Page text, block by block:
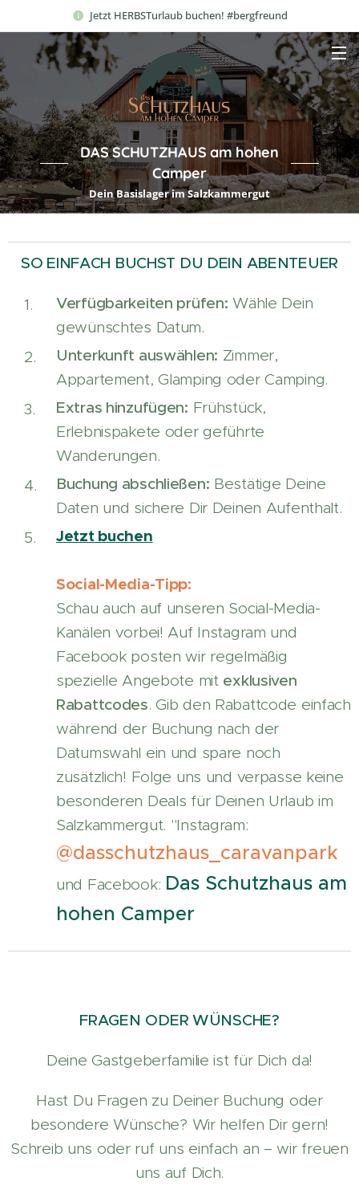
Jetzt HERBSTurlaub buchen! #bergfreund
DAS SCHUTZHAUS am hohen
Camper
Dein Basislager im Salzkammergut
SO EINFACH BUCHST DU DEIN ABENTEUER
Verfügbarkeiten prüfen: Wähle Dein
gewünschtes Datum.
Unterkunft auswählen: Zimmer,
Appartement, Glamping oder Camping.
Extras hinzufügen: Frühstück,
Erlebnispakete oder geführte
Wanderungen.
Buchung abschließen: Bestätige Deine
Daten und sichere Dir Deinen Aufenthalt.
Jetzt buchen
Social-Media-Tipp:
Schau auch auf unseren Social-Media-
Kanälen vorbei! Auf Instagram und
Facebook posten wir regelmäßig
spezielle Angebote mit exklusiven
Rabattcodes. Gib den Rabattcode einfach
während der Buchung nach der
Datumswahl ein und spare noch
zusätzlich! Folge uns und verpasse keine
besonderen Deals für Deinen Urlaub im
Salzkammergut. "Instagram:
@dasschutzhaus_caravanpark
und Facebook: Das Schutzhaus am
hohen Camper
FRAGEN ODER WÜNSCHE?
Deine Gastgeberfamilie ist für Dich da!
Hast Du Fragen zu Deiner Buchung oder
besondere Wünsche? Wir helfen Dir gern!
Schreib uns oder ruf uns einfach an – wir freuen
uns auf Dich.